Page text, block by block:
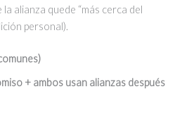
alianza quede “más cerca del
personal).
+ ambos usan alianzas después